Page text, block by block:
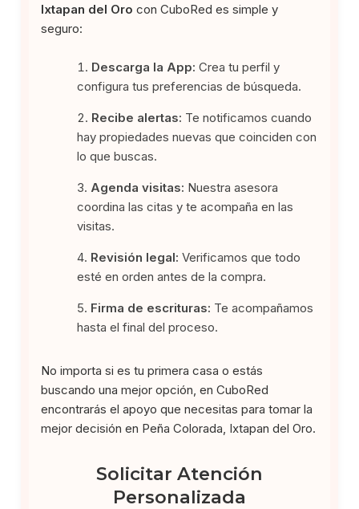
Ixtapan del Oro con CuboRed es simple y
seguro:
Descarga la App: Crea tu perfil y
configura tus preferencias de búsqueda.
Recibe alertas: Te notificamos cuando
hay propiedades nuevas que coinciden con
lo que buscas.
Agenda visitas: Nuestra asesora
coordina las citas y te acompaña en las
visitas.
Revisión legal: Verificamos que todo
esté en orden antes de la compra.
Firma de escrituras: Te acompañamos
hasta el final del proceso.
No importa si es tu primera casa o estás
buscando una mejor opción, en CuboRed
encontrarás el apoyo que necesitas para tomar la
mejor decisión en Peña Colorada, Ixtapan del Oro.
Solicitar Atención
Personalizada